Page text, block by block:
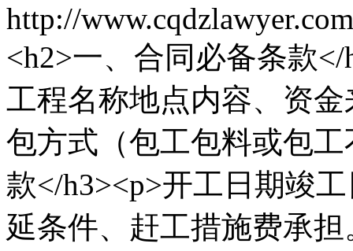
http://www.cqdzlawyer.com
<h2>一、合同必备条款
工程名称地点内容、资
包方式（包工包料或包
款</h3><p>开工日期竣
延条件、赶工措施费承